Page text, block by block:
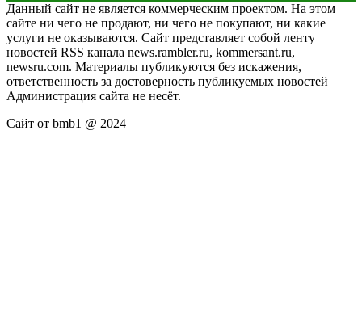
Данный сайт не является коммерческим проектом. На этом
сайте ни чего не продают, ни чего не покупают, ни какие
услуги не оказываются. Сайт представляет собой ленту
новостей RSS канала news.rambler.ru, kommersant.ru,
newsru.com. Материалы публикуются без искажения,
ответственность за достоверность публикуемых новостей
Администрация сайта не несёт.
Сайт от bmb1 @ 2024